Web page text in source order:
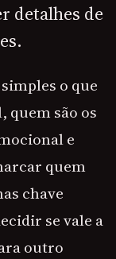
detalhes de
o que
quem são os
e
quem
chave
se vale a
outro